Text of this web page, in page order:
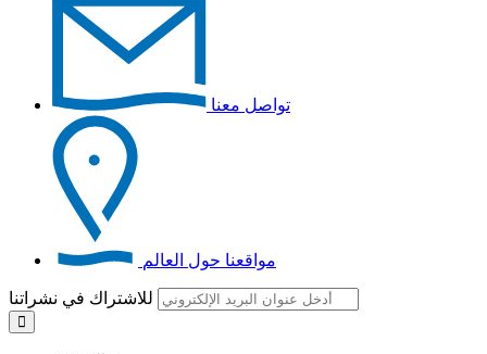
تواصل معنا
مواقعنا حول العالم
للاشتراك في نشراتنا